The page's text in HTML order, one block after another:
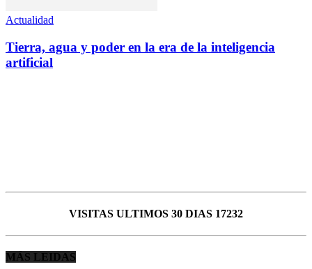
Actualidad
Tierra, agua y poder en la era de la inteligencia
artificial
VISITAS ULTIMOS 30 DIAS 17232
MÁS LEIDAS